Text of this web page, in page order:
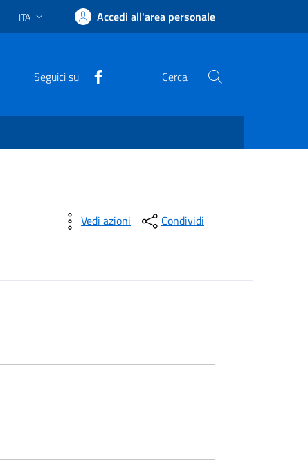
Lingua attiva:
ITA Accedi all'area personale
Seguici su Cerca
Vedi azioni Condividi